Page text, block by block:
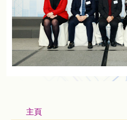
主頁